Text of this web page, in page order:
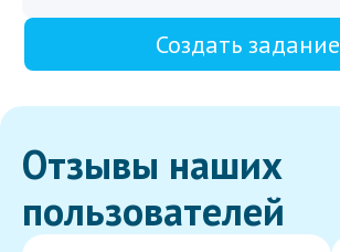
Создать задание
Отзывы наших
пользователей